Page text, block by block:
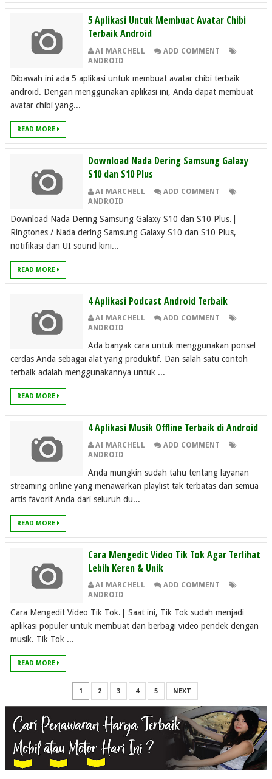
5 Aplikasi Untuk Membuat Avatar Chibi
Terbaik Android
AI MARCHELL
ADD COMMENT
ANDROID
Dibawah ini ada 5 aplikasi untuk membuat avatar chibi terbaik
android. Dengan menggunakan aplikasi ini, Anda dapat membuat
avatar chibi yang...
READ MORE
Download Nada Dering Samsung Galaxy
S10 dan S10 Plus
AI MARCHELL
ADD COMMENT
ANDROID
Download Nada Dering Samsung Galaxy S10 dan S10 Plus.|
Ringtones / Nada dering Samsung Galaxy S10 dan S10 Plus,
notifikasi dan UI sound kini...
READ MORE
4 Aplikasi Podcast Android Terbaik
AI MARCHELL
ADD COMMENT
ANDROID
Ada banyak cara untuk menggunakan ponsel
cerdas Anda sebagai alat yang produktif. Dan salah satu contoh
terbaik adalah menggunakannya untuk ...
READ MORE
4 Aplikasi Musik Offline Terbaik di Android
AI MARCHELL
ADD COMMENT
ANDROID
Anda mungkin sudah tahu tentang layanan
streaming online yang menawarkan playlist tak terbatas dari semua
artis favorit Anda dari seluruh du...
READ MORE
Cara Mengedit Video Tik Tok Agar Terlihat
Lebih Keren & Unik
AI MARCHELL
ADD COMMENT
ANDROID
Cara Mengedit Video Tik Tok.| Saat ini, Tik Tok sudah menjadi
aplikasi populer untuk membuat dan berbagi video pendek dengan
musik. Tik Tok ...
READ MORE
1 2 3 4 5 NEXT